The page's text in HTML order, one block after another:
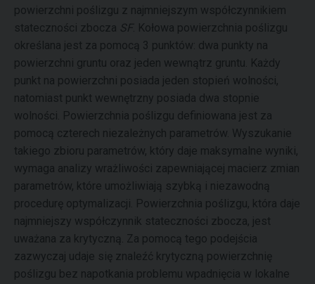
powierzchni poślizgu z najmniejszym współczynnikiem
stateczności zbocza SF . Kołowa powierzchnia poślizgu
określana jest za pomocą 3 punktów: dwa punkty na
powierzchni gruntu oraz jeden wewnątrz gruntu. Każdy
punkt na powierzchni posiada jeden stopień wolności,
natomiast punkt wewnętrzny posiada dwa stopnie
wolności. Powierzchnia poślizgu definiowana jest za
pomocą czterech niezależnych parametrów. Wyszukanie
takiego zbioru parametrów, który daje maksymalne wyniki,
wymaga analizy wrażliwości zapewniającej macierz zmian
parametrów, które umożliwiają szybką i niezawodną
procedurę optymalizacji. Powierzchnia poślizgu, która daje
najmniejszy współczynnik stateczności zbocza, jest
uważana za krytyczną. Za pomocą tego podejścia
zazwyczaj udaje się znaleźć krytyczną powierzchnię
poślizgu bez napotkania problemu wpadnięcia w lokalne